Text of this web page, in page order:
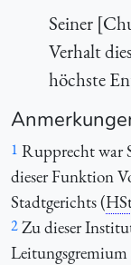
Seiner
Verhalt
höchste
1 Rupprecht war
dieser Funktion
Stadtgerichts (
2Zu dieser
Leitungsgremium